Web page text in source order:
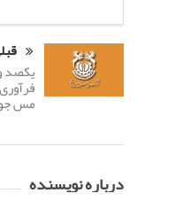
یکصد
مس
درباره نویسنده